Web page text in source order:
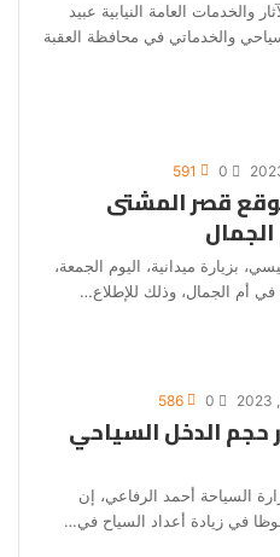
والخدمات العامة النيابية عبيد
والخدماتي في محافظة العقبة
591
قصر المشتى
بزيارة ميدانية، اليوم الجمعة،
أم الجمال، وذلك للإطلاع…
586
دينار حجم الدخل السياحي
السياحة أحمد الرفاعي، إن
في زيادة أعداد السياح في…